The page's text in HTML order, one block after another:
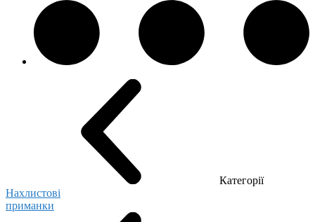
Категорії
Нахлистові
приманки